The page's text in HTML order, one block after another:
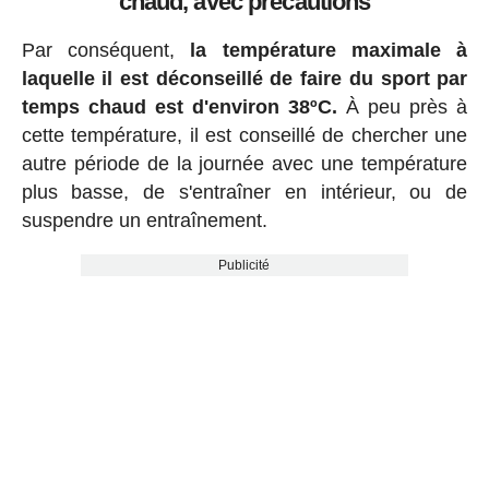
Par conséquent, la température maximale à
laquelle il est déconseillé de faire du sport par
temps chaud est d'environ 38ºC. À peu près à
cette température, il est conseillé de chercher une
autre période de la journée avec une température
plus basse, de s'entraîner en intérieur, ou de
suspendre un entraînement.
Publicité